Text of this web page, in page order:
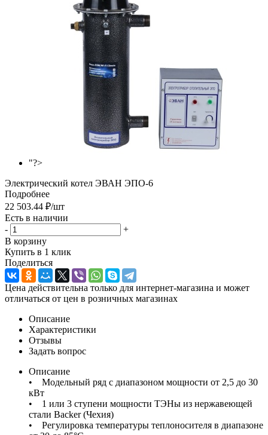
"?>
Электрический котел ЭВАН ЭПО-6
Подробнее
22 503.44 ₽/шт
Есть в наличии
-
+
В корзину
Купить в 1 клик
Поделиться
Цена действительна только для интернет-магазина и может
отличаться от цен в розничных магазинах
Описание
Характеристики
Отзывы
Задать вопрос
Описание
• Модельный ряд с диапазоном мощности от 2,5 до 30
кВт
• 1 или 3 ступени мощности ТЭНы из нержавеющей
стали Backer (Чехия)
• Регулировка температуры теплоносителя в диапазоне